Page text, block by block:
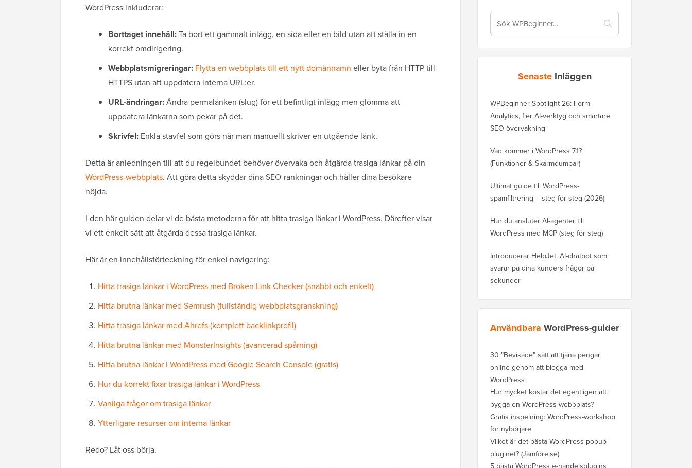
WordPress inkluderar:
Borttaget innehåll:Ta bort ett gammalt inlägg, en sida eller en bild utan att ställa in en
korrekt omdirigering.
Webbplatsmigreringar: Flytta en webbplats till ett nytt domännamn eller byta från HTTP till
HTTPS utan att uppdatera interna URL:er.
URL-ändringar:Ändra permalänken (slug) för ett befintligt inlägg men glömma att
uppdatera länkarna som pekar på det.
Skrivfel: Enkla stavfel som görs när man manuellt skriver en utgående länk.
Detta är anledningen till att du regelbundet behöver övervaka och åtgärda trasiga länkar på din
WordPress-webbplats. Att göra detta skyddar dina SEO-rankningar och håller dina besökare
nöjda.
I den här guiden delar vi de bästa metoderna för att hitta trasiga länkar i WordPress. Därefter visar
vi ett enkelt sätt att åtgärda dessa trasiga länkar.
Här är en innehållsförteckning för enkel navigering:
Hitta trasiga länkar i WordPress med Broken Link Checker (snabbt och enkelt)
Hitta brutna länkar med Semrush (fullständig webbplatsgranskning)
Hitta trasiga länkar med Ahrefs (komplett backlinkprofil)
Hitta brutna länkar med MonsterInsights (avancerad spårning)
Hitta brutna länkar i WordPress med Google Search Console (gratis)
Hur du korrekt fixar trasiga länkar i WordPress
Vanliga frågor om trasiga länkar
Ytterligare resurser om interna länkar
Redo? Låt oss börja.
Senaste Inläggen
WPBeginner Spotlight 26: Form
Analytics, fler AI-verktyg och smartare
SEO-övervakning
Vad kommer i WordPress 7.1?
(Funktioner & Skärmdumpar)
Ultimat guide till WordPress-
spamfiltrering – steg för steg (2026)
Hur du ansluter AI-agenter till
WordPress med MCP (steg för steg)
Introducerar HelpJet: AI-chatbot som
svarar på dina kunders frågor på
sekunder
Användbara WordPress-guider
30 ”Bevisade” sätt att tjäna pengar
online genom att blogga med
WordPress
Hur mycket kostar det egentligen att
bygga en WordPress-webbplats?
Gratis inspelning: WordPress-workshop
för nybörjare
Vilket är det bästa WordPress popup-
pluginet? (Jämförelse)